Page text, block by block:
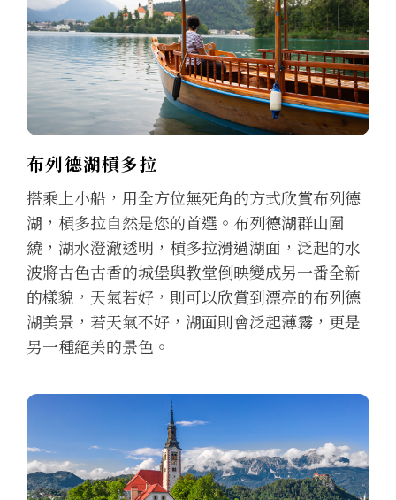
布列德湖槓多拉
搭乘上小船，用全方位無死角的方式欣賞布列德
湖，槓多拉自然是您的首選。布列德湖群山圍
繞，湖水澄澈透明，槓多拉滑過湖面，泛起的水
波將古色古香的城堡與教堂倒映變成另一番全新
的樣貌，天氣若好，則可以欣賞到漂亮的布列德
湖美景，若天氣不好，湖面則會泛起薄霧，更是
另一種絕美的景色。